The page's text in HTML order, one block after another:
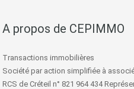
A propos de CEPIMMO
Transactions immobilières
Société par action simplifiée à
RCS de Créteil n° 821 964 434